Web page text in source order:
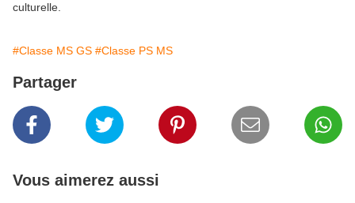
culturelle.
#Classe MS GS #Classe PS MS
Partager
Vous aimerez aussi